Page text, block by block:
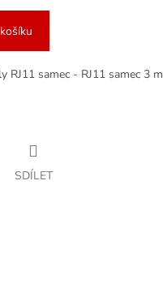
RJ11 samec - RJ11 samec 3 m
SDÍLET